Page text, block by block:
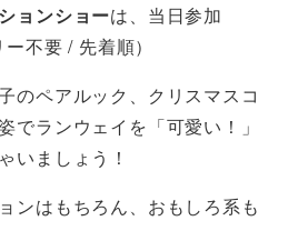
ョンショーは、当日参加
不要 / 先着順）
のペアルック、クリスマスコ
でランウェイを「可愛い！」
いましょう！
ンはもちろん、おもしろ系も